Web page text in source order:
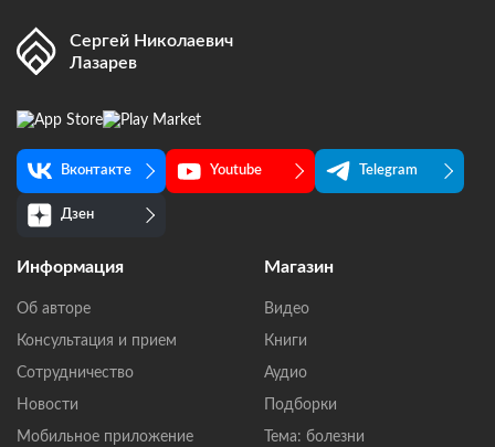
Сергей Николаевич
Лазарев
Вконтакте Youtube Telegram
Дзен
Информация
Об авторе
Консультация и прием
Сотрудничество
Новости
Мобильное приложение
Магазин
Видео
Книги
Аудио
Подборки
Тема: болезни